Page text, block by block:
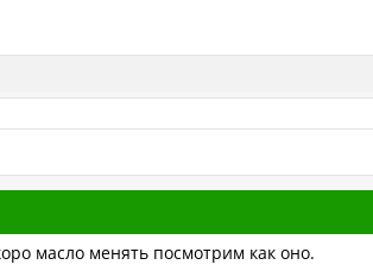
масло менять посмотрим как оно.